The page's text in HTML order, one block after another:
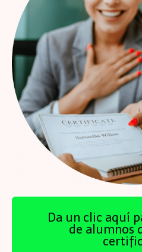
Da un clic aquí
de alumnos